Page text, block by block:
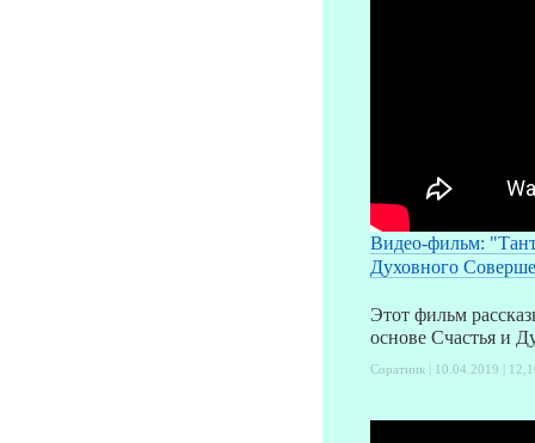
Видео-фильм:
Духовного
Этот фильм
основе Счастья и
Соратник | 10.04.2019 |